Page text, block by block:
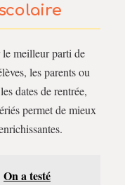
meilleur parti de
les parents ou
dates de rentrée,
permet de mieux
On a testé